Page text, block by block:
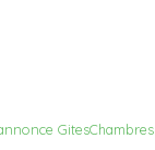
GitesChambres